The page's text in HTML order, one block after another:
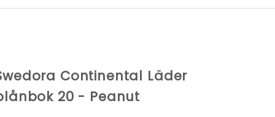
Continental Läder
20 - Peanut